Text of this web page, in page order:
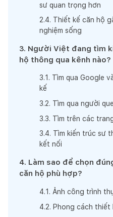
sư quan trọng hơn
2.4. Thiết kế căn hộ
nghiệm sống
3. Người Việt đang tìm
hộ thông qua kênh nào?
3.1 . Tìm qua Google
kế
3.2. Tìm qua người
3.3. Tìm trên các
3.4. Tìm kiến trúc sư
kết nối
4. Làm sao để chọn
căn hộ phù hợp?
4.1 . Ảnh công trình
4.2. Phong cách thiết